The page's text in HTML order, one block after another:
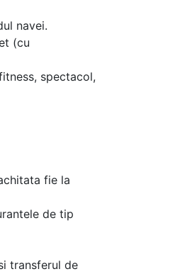
navei.
(cu
spectacol,
fie la
de tip
transferul de